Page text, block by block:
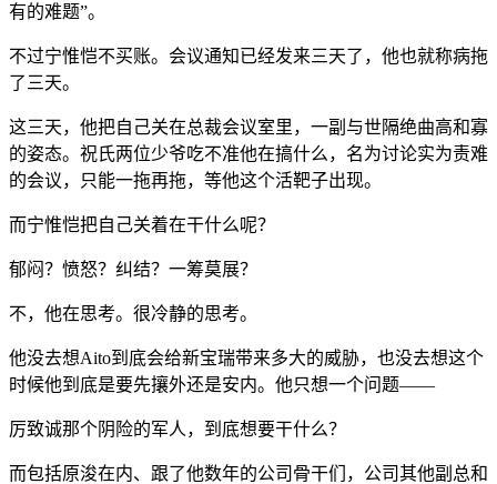
有的难题”。
不过宁惟恺不买账。会议通知已经发来三天了，他也就称病拖
了三天。
这三天，他把自己关在总裁会议室里，一副与世隔绝曲高和寡
的姿态。祝氏两位少爷吃不准他在搞什么，名为讨论实为责难
的会议，只能一拖再拖，等他这个活靶子出现。
而宁惟恺把自己关着在干什么呢？
郁闷？愤怒？纠结？一筹莫展？
不，他在思考。很冷静的思考。
他没去想Aito到底会给新宝瑞带来多大的威胁，也没去想这个
时候他到底是要先攘外还是安内。他只想一个问题——
厉致诚那个阴险的军人，到底想要干什么？
而包括原浚在内、跟了他数年的公司骨干们，公司其他副总和